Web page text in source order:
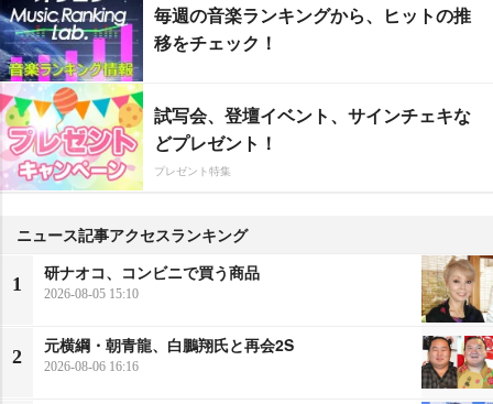
毎週の音楽ランキングから、ヒットの推
移をチェック！
試写会、登壇イベント、サインチェキな
どプレゼント！
プレゼント特集
ニュース記事アクセスランキング
1
研ナオコ、コンビニで買う商品
2026-08-05 15:10
2
元横綱・朝青龍、白鵬翔氏と再会2S
2026-08-06 16:16